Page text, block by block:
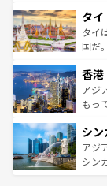
リテ
覧を
急速
ーチ
醸し
とつ
ひ現
が旅
参照
タイ
タイ
国だ
の活
帯で
いビ
激す
が待
た文
香港
アジ
もっ
み、
てお
うな
シ
アジ
シン